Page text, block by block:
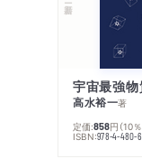
宇宙最強
高水裕一著
定価:858円 （10
ISBN:978-4-480-